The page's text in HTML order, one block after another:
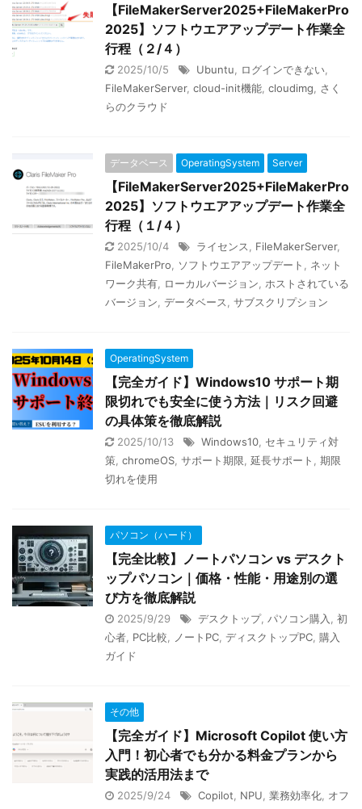
【FileMakerServer2025+FileMakerPro
2025】ソフトウエアアップデート作業全
行程（２/４）
2025/10/5 Ubuntu ログインできない
FileMakerServer, cloud-init機能 cloudimg
さく
らのクラウド
データベース OperatingSystem Server
【FileMakerServer2025+FileMakerPro
2025】ソフトウエアアップデート作業全
行程（１/４）
2025/10/4 ライセンス FileMakerServer,
FileMakerPro
ソフトウエアアップデート
ネット
ワーク共有
ローカルバージョン
ホストされている
バージョン データベース サブスクリプション
OperatingSystem
【完全ガイド】Windows10 サポート期
限切れでも安全に使う方法｜リスク回避
の具体策を徹底解説
2025/10/13 Windows10 セキュリティ対
策 chromeOS サポート期限 延長サポート
期限
切れを使用
パソコン（ハード）
【完全比較】ノートパソコン vs デスクト
ップパソコン｜価格・性能・用途別の選
び方を徹底解説
2025/9/29 デスクトップ, パソコン購入
初
心者 PC比較 ノートPC ディスクトップPC 購入
ガイド
その他
【完全ガイド】Microsoft Copilot 使い方
入門！初心者でも分かる料金プランから
実践的活用法まで
2025/9/24 Copilot NPU 業務効率化 オフ